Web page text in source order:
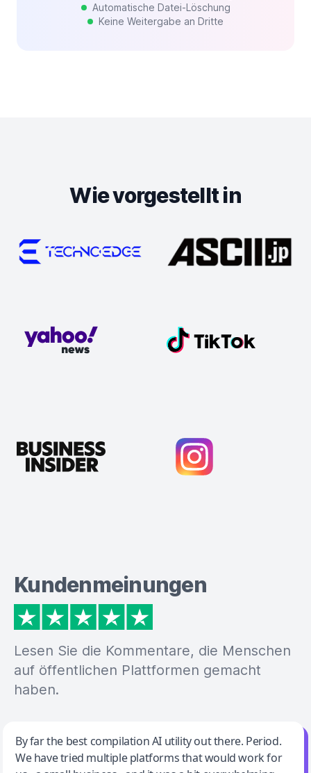
Automatische Datei-Löschung
Keine Weitergabe an Dritte
Wie vorgestellt in
Kundenmeinungen
Lesen Sie die Kommentare, die Menschen
auf öffentlichen Plattformen gemacht
haben.
Jeff Wilson
By far the best compilation AI utility
By far the best compilation AI utility out there. Period.
We have tried multiple platforms that would work for